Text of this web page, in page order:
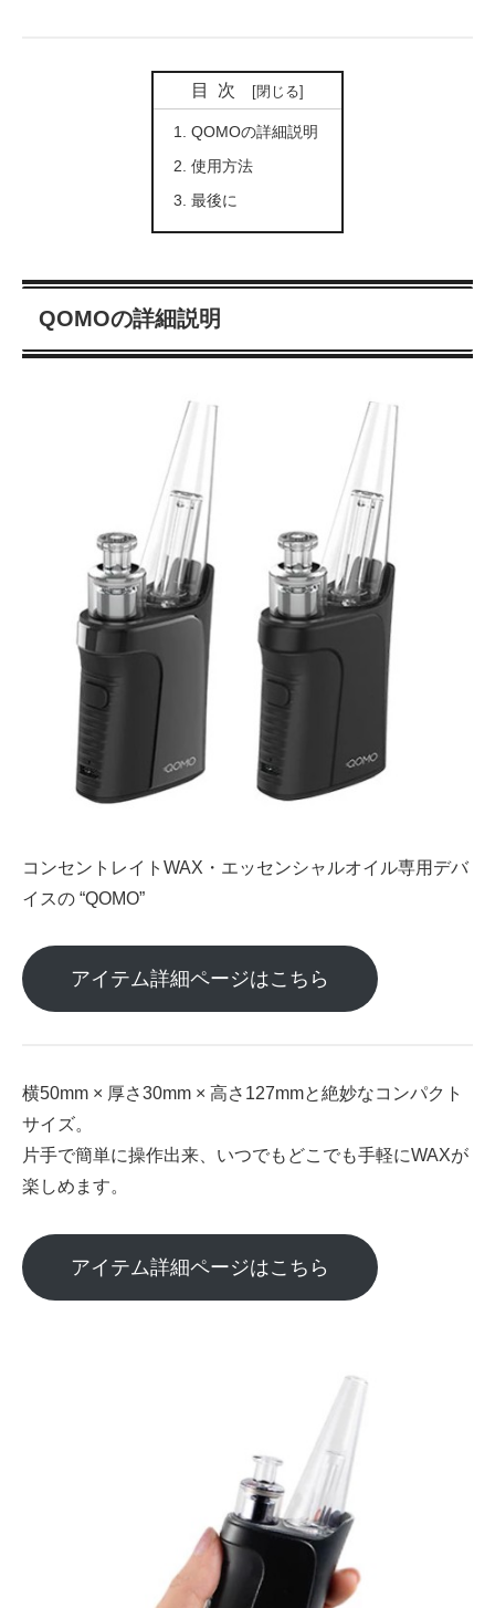
目次
QOMOの詳細説明
使用方法
最後に
QOMOの詳細説明
コンセントレイトWAX・エッセンシャルオイル専用デバ
イスの “QOMO”
アイテム詳細ページはこちら
横50mm × 厚さ30mm × 高さ127mmと絶妙なコンパクト
サイズ。
片手で簡単に操作出来、いつでもどこでも手軽にWAXが
楽しめます。
アイテム詳細ページはこちら